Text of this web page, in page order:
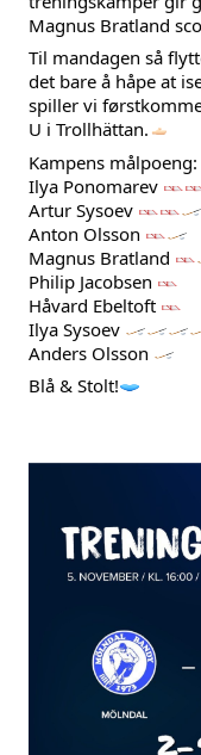
Magnus Bratland
Til mandagen så
det bare å håpe at
spiller vi
U i Trollhättan.
Kampens målpoeng:
Ilya Ponomarev
Artur Sysoev
Anton Olsson
Magnus Bratland
Philip Jacobsen
Håvard Ebeltoft
Ilya Sysoev
Anders Olsson
Blå & Stolt!